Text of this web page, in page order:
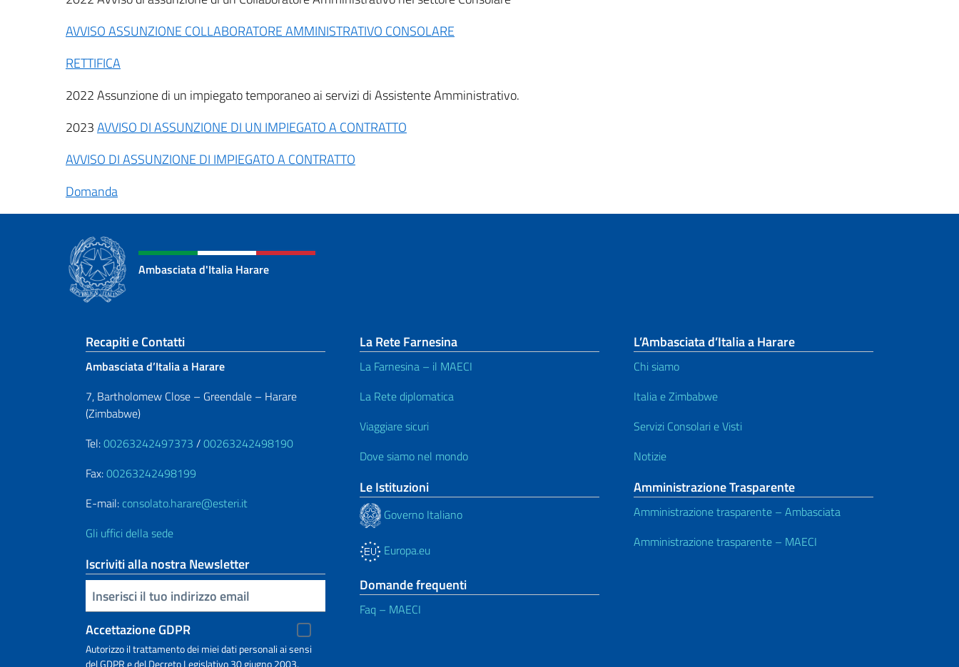
AVVISO ASSUNZIONE COLLABORATORE AMMINISTRATIVO CONSOLARE
RETTIFICA
2022 Assunzione di un impiegato temporaneo ai servizi di Assistente Amministrativo.
2023AVVISO DI ASSUNZIONE DI UN IMPIEGATO A CONTRATTO
AVVISO DI ASSUNZIONE DI IMPIEGATO A CONTRATTO
Domanda
Ambasciata d'Italia Harare
Sezione footer
Recapiti e Contatti
Ambasciata d’Italia a Harare
7, Bartholomew Close – Greendale – Harare
(Zimbabwe)
Tel:00263242497373 /00263242498190
Fax:00263242498199
E-mail: consolato.harare@esteri.it
Gli uffici della sede
Iscriviti alla nostra Newsletter
Inserisci la tua email
Accettazione GDPR
Autorizzo il trattamento dei miei dati personali ai sensi
del GDPR e del Decreto Legislativo 30 giugno 2003,
La Rete Farnesina
La Farnesina – il MAECI
La Rete diplomatica
Viaggiare sicuri
Dove siamo nel mondo
Le Istituzioni
Governo Italiano
Europa.eu
Domande frequenti
Faq – MAECI
L’Ambasciata d’Italia a Harare
Chi siamo
Italia e Zimbabwe
Servizi Consolari e Visti
Notizie
Amministrazione Trasparente
Amministrazione trasparente – Ambasciata
Amministrazione trasparente – MAECI